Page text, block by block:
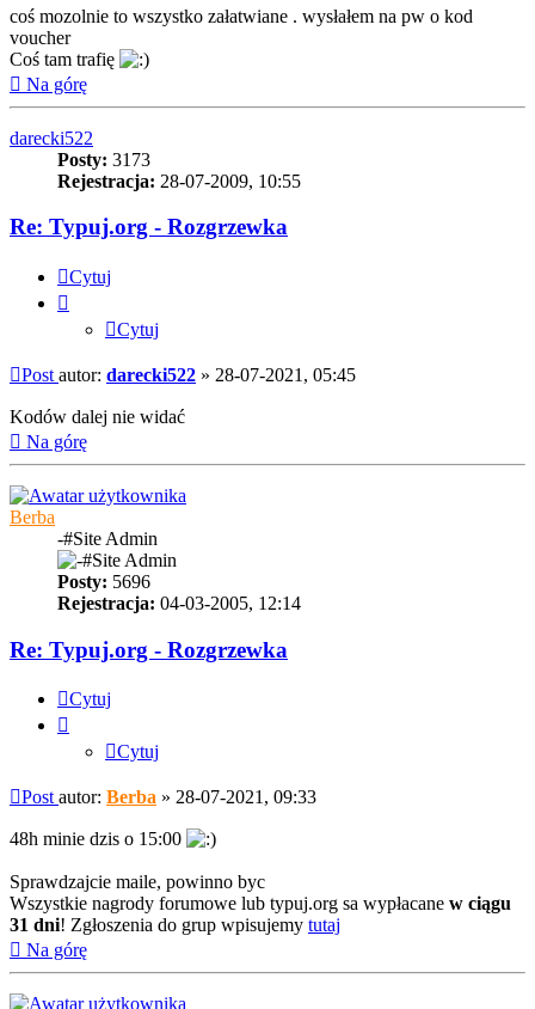
coś mozolnie to wszystko załatwiane . wysłałem na pw o kod
voucher
Coś tam trafię
Na górę
darecki522
Posty: 3173
Rejestracja: 28-07-2009, 10:55
Re: Typuj.org - Rozgrzewka
Cytuj
Cytuj
Post autor: darecki522 » 28-07-2021, 05:45
Kodów dalej nie widać
Na górę
Berba
-#Site Admin
Posty: 5696
Rejestracja: 04-03-2005, 12:14
Re: Typuj.org - Rozgrzewka
Cytuj
Cytuj
Post autor: Berba » 28-07-2021, 09:33
48h minie dzis o 15:00
Sprawdzajcie maile, powinno byc
Wszystkie nagrody forumowe lub typuj.org sa wypłacane w ciągu
31 dni! Zgłoszenia do grup wpisujemy tutaj
Na górę